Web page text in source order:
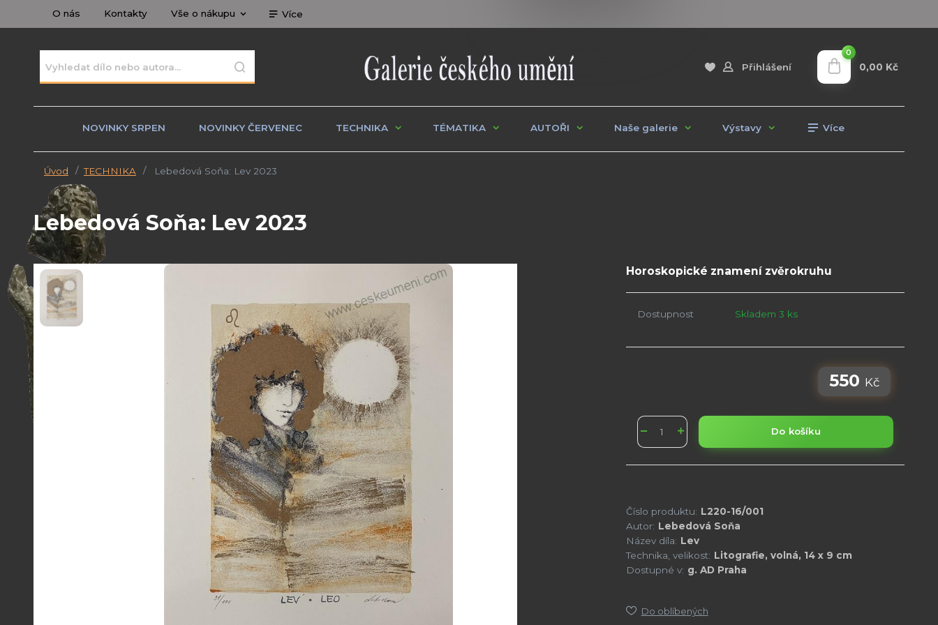
O nás Kontakty Vše o nákupu Více
Přihlášení
0
0,00 Kč
NOVINKY SRPEN NOVINKY ČERVENEC TECHNIKA TÉMATIKA AUTOŘI Naše galerie Výstavy Více
Úvod TECHNIKA Lebedová Soňa: Lev 2023
Lebedová Soňa: Lev 2023
Horoskopické znamení zvěrokruhu
Dostupnost Skladem 3 ks
550 Kč
Do košíku
Číslo produktu: L220-16/001
Autor: Lebedová Soňa
Název díla: Lev
Technika, velikost: Litografie, volná, 14 x 9 cm
Dostupné v: g. AD Praha
Do oblíbených